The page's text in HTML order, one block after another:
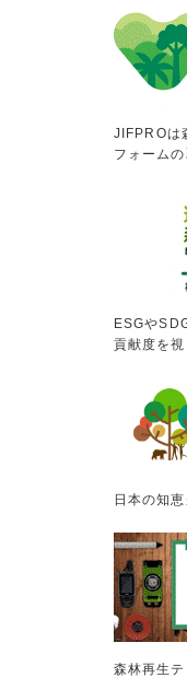
JIFPROは
フォーム
ESGや
貢献度を
日本の知
森林再生